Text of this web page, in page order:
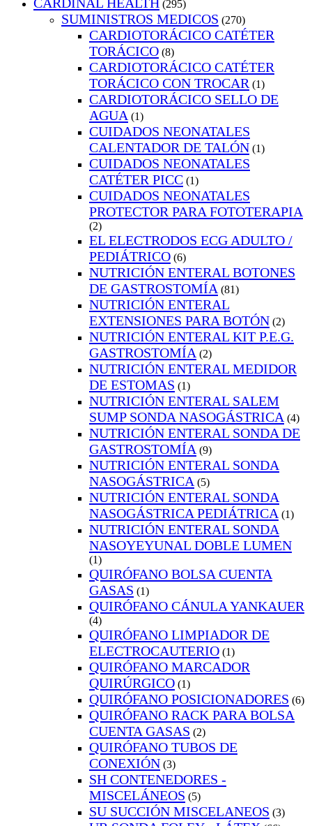
(295)
SUMINISTROS MEDICOS (270)
CARDIOTORÁCICO CATÉTER
TORÁCICO (8)
CARDIOTORÁCICO CATÉTER
TORÁCICO CON TROCAR (1)
CARDIOTORÁCICO SELLO DE
AGUA (1)
CUIDADOS NEONATALES
CALENTADOR DE TALÓN (1)
CUIDADOS NEONATALES
CATÉTER PICC (1)
CUIDADOS NEONATALES
PROTECTOR PARA FOTOTERAPIA
(2)
EL ELECTRODOS ECG ADULTO /
PEDIÁTRICO (6)
NUTRICIÓN ENTERAL BOTONES
DE GASTROSTOMÍA (81)
NUTRICIÓN ENTERAL
EXTENSIONES PARA BOTÓN (2)
NUTRICIÓN ENTERAL KIT P.E.G.
GASTROSTOMÍA (2)
NUTRICIÓN ENTERAL MEDIDOR
DE ESTOMAS (1)
NUTRICIÓN ENTERAL SALEM
SUMP SONDA NASOGÁSTRICA (4)
NUTRICIÓN ENTERAL SONDA DE
GASTROSTOMÍA (9)
NUTRICIÓN ENTERAL SONDA
NASOGÁSTRICA (5)
NUTRICIÓN ENTERAL SONDA
NASOGÁSTRICA PEDIÁTRICA (1)
NUTRICIÓN ENTERAL SONDA
NASOYEYUNAL DOBLE LUMEN
(1)
QUIRÓFANO BOLSA CUENTA
GASAS (1)
QUIRÓFANO CÁNULA YANKAUER
(4)
QUIRÓFANO LIMPIADOR DE
ELECTROCAUTERIO (1)
QUIRÓFANO MARCADOR
QUIRÚRGICO (1)
QUIRÓFANO POSICIONADORES (6)
QUIRÓFANO RACK PARA BOLSA
CUENTA GASAS (2)
QUIRÓFANO TUBOS DE
CONEXIÓN (3)
SH CONTENEDORES -
MISCELÁNEOS (5)
SU SUCCIÓN MISCELANEOS (3)